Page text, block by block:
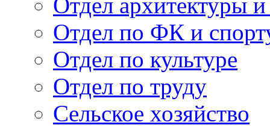
Отдел по ФК и
Отдел по культуре
Отдел по труду
Сельское хозяйство